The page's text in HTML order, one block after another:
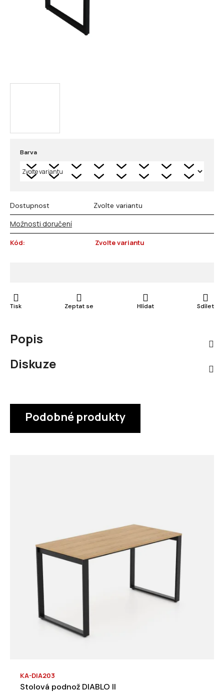
Barva
Dostupnost Zvolte variantu
Možnosti doručení
Kód: Zvolte variantu
Tisk Zeptat se Hlídat Sdílet
Popis
Diskuze
Podobné produkty
KA-DIA203
Stolová podnož DIABLO II